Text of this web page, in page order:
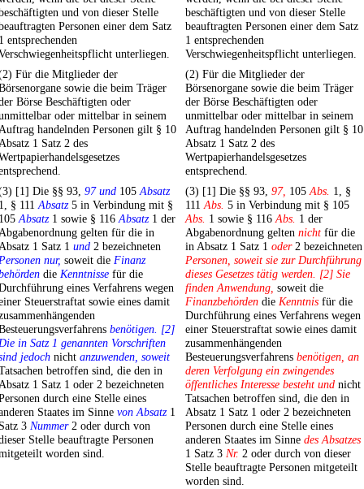
und von dieser Stelle
Personen einer dem Satz
entsprechenden
unterliegen.
beschäftigten und von dieser Stelle
beauftragten Personen einer dem Satz
1 entsprechenden
Verschwiegenheitspflicht unterliegen.
Für die Mitglieder der
sowie die beim Träger
Börse Beschäftigten oder
oder mittelbar in seinem
handelnden Personen gilt § 10
1 Satz 2 des
(2) Für die Mitglieder der
Börsenorgane sowie die beim Träger
der Börse Beschäftigten oder
unmittelbar oder mittelbar in seinem
Auftrag handelnden Personen gilt § 10
Absatz 1 Satz 2 des
Wertpapierhandelsgesetzes
entsprechend.
[1] Die §§ 93, 97 und 105Absatz
§ 111Absatz5 in Verbindung mit §
Absatz1 sowie § 116Absatz1 der
gelten für die in
1 Satz 1 und 2 bezeichneten
nur, soweit die Finanz
die Kenntnisse für die
eines Verfahrens wegen
Steuerstraftat sowie eines damit
benötigen. [2]
in Satz 1 genannten Vorschriften
jedoch nicht anzuwenden, soweit
betroffen sind, die den in
1 Satz 1 oder 2 bezeichneten
durch eine Stelle eines
Staates im Sinne von Absatz1
3 Nummer2 oder durch von
Stelle beauftragte Personen
worden sind.
(3) [1] Die §§ 93, 97, 105Abs. 1, §
111Abs. 5 in Verbindung mit § 105
Abs. 1 sowie § 116Abs. 1 der
Abgabenordnung gelten nicht für die
in Absatz 1 Satz 1 oder2 bezeichneten
Personen, soweit sie zur Durchführung
dieses Gesetzes tätig werden. [2] Sie
finden Anwendung, soweit die
Finanzbehörden die Kenntnis für die
Durchführung eines Verfahrens wegen
einer Steuerstraftat sowie eines damit
zusammenhängenden
Besteuerungsverfahrens benötigen, an
deren Verfolgung ein zwingendes
öffentliches Interesse besteht und nicht
Tatsachen betroffen sind, die den in
Absatz 1 Satz 1 oder 2 bezeichneten
Personen durch eine Stelle eines
anderen Staates im Sinne des Absatzes
1 Satz 3 Nr. 2 oder durch von dieser
Stelle beauftragte Personen mitgeteilt
worden sind.